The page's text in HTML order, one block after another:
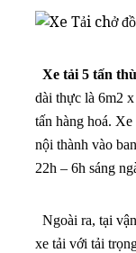
Xe tải 5 tấn
dài thực là 6m2
tấn hàng hoá.
nội thành vào
22h – 6h sáng
Ngoài ra, tại
xe tải với tải